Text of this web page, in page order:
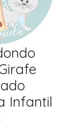
Infantil
Preço